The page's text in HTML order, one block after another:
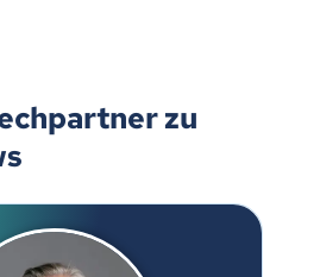
zu